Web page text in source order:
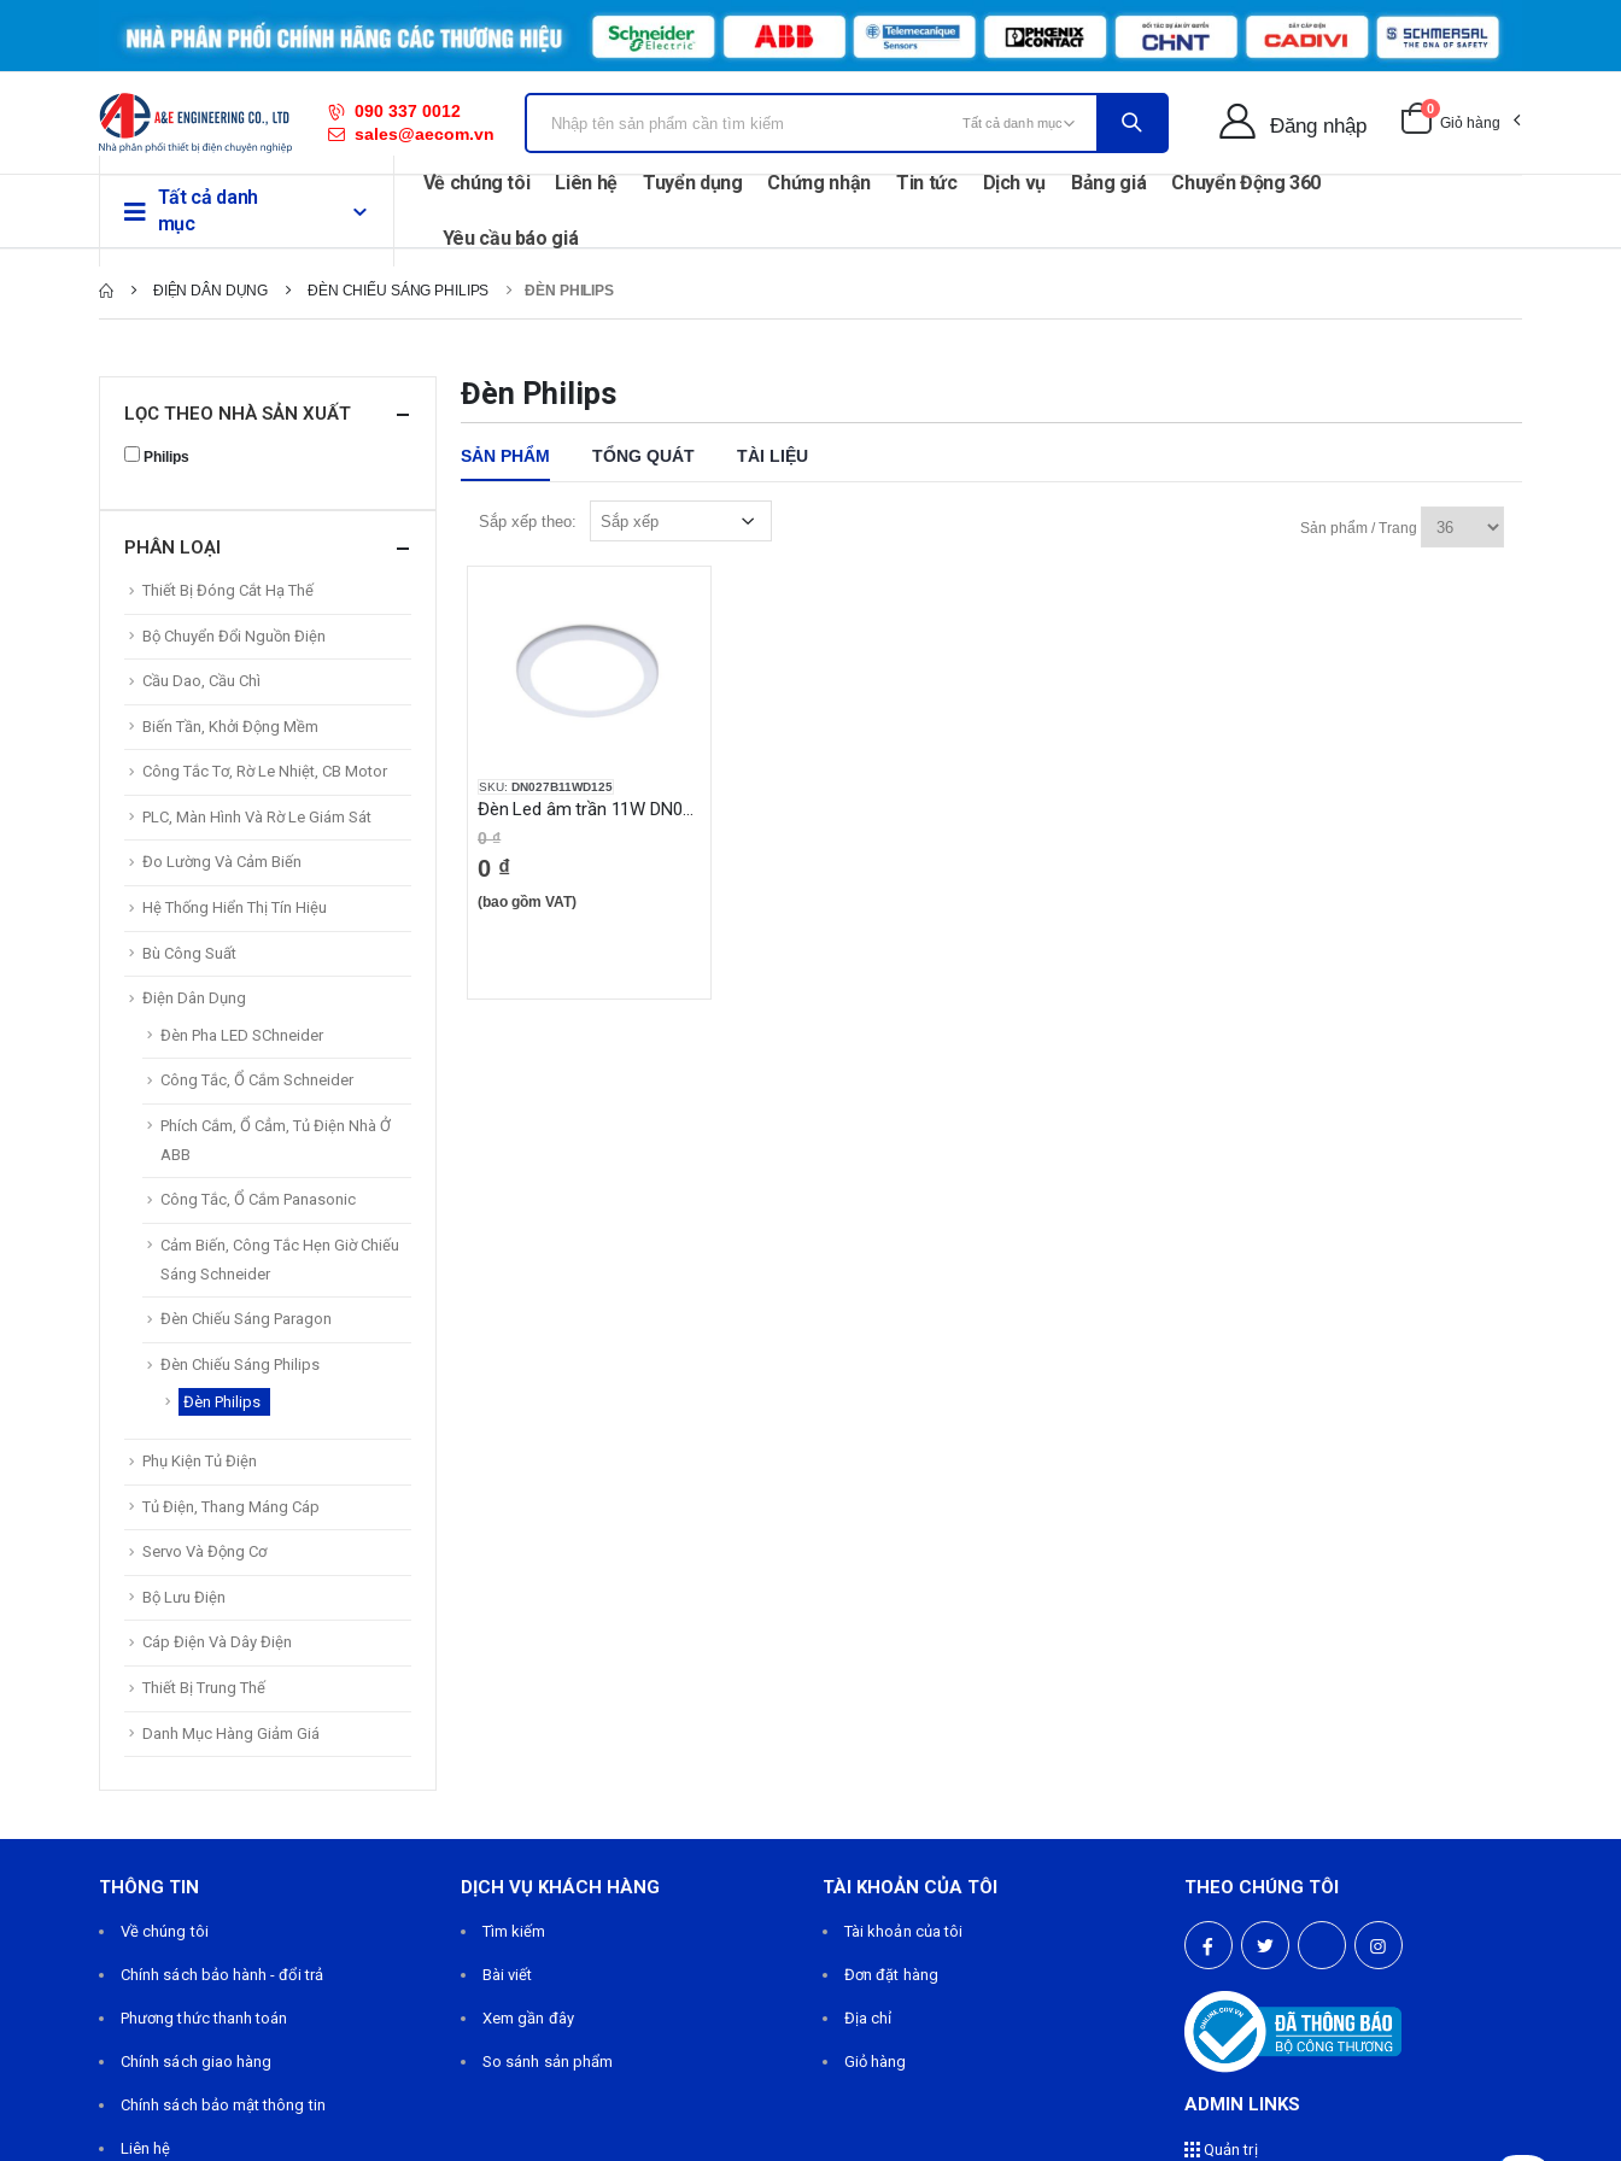
090 337 0012
sales@aecom.vn
Đăng nhập
0
Giỏ hàng
Tất cả danh
mục
Về chúng tôi Liên hệ Tuyển dụng Chứng nhận Tin tức Dịch vụ Bảng giá Chuyển Động 360
Yêu cầu báo giá
ĐIỆN DÂN DỤNG ĐÈN CHIẾU SÁNG PHILIPS ĐÈN PHILIPS
Đèn Philips
SẢN PHẨM TỔNG QUÁT TÀI LIỆU
Sắp xếp theo: Sản phẩm / Trang
SKU: DN027B11WD125
Đèn Led âm trần 11W DN027B D125 Philips
0 ₫
0 ₫
(bao gồm VAT)
LỌC THEO NHÀ SẢN XUẤT
Philips
PHÂN LOẠI
Thiết Bị Đóng Cắt Hạ Thế
Bộ Chuyển Đổi Nguồn Điện
Cầu Dao, Cầu Chì
Biến Tần, Khởi Động Mềm
Công Tắc Tơ, Rờ Le Nhiệt, CB Motor
PLC, Màn Hình Và Rờ Le Giám Sát
Đo Lường Và Cảm Biến
Hệ Thống Hiển Thị Tín Hiệu
Bù Công Suất
Điện Dân Dụng
Đèn Pha LED SChneider
Công Tắc, Ổ Cắm Schneider
Phích Cắm, Ổ Cẳm, Tủ Điện Nhà Ở
ABB
Công Tắc, Ổ Cắm Panasonic
Cảm Biến, Công Tắc Hẹn Giờ Chiếu
Sáng Schneider
Đèn Chiếu Sáng Paragon
Đèn Chiếu Sáng Philips
Đèn Philips
Phụ Kiện Tủ Điện
Tủ Điện, Thang Máng Cáp
Servo Và Động Cơ
Bộ Lưu Điện
Cáp Điện Và Dây Điện
Thiết Bị Trung Thế
Danh Mục Hàng Giảm Giá
THÔNG TIN
Về chúng tôi
Chính sách bảo hành - đổi trả
Phương thức thanh toán
Chính sách giao hàng
Chính sách bảo mật thông tin
Liên hệ
DỊCH VỤ KHÁCH HÀNG
Tìm kiếm
Bài viết
Xem gần đây
So sánh sản phẩm
TÀI KHOẢN CỦA TÔI
Tài khoản của tôi
Đơn đặt hàng
Địa chỉ
Giỏ hàng
THEO CHÚNG TÔI
ADMIN LINKS
Quản trị